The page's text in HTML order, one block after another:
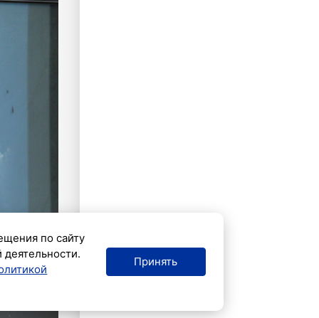
по сайту
Принять